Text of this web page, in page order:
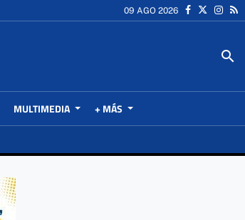
09 AGO 2026
search
MULTIMEDIA + MÁS